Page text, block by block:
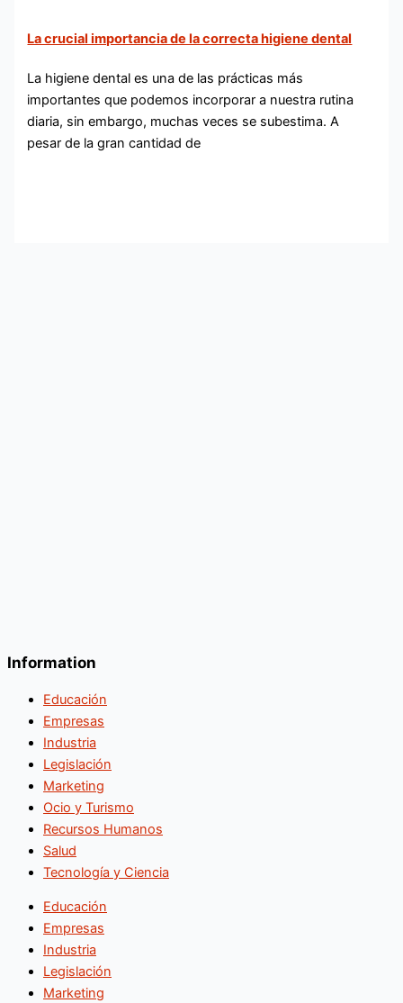
La crucial importancia de la correcta higiene dental
La higiene dental es una de las prácticas más
importantes que podemos incorporar a nuestra rutina
diaria, sin embargo, muchas veces se subestima. A
pesar de la gran cantidad de
Information
Educación
Empresas
Industria
Legislación
Marketing
Ocio y Turismo
Recursos Humanos
Salud
Tecnología y Ciencia
Educación
Empresas
Industria
Legislación
Marketing